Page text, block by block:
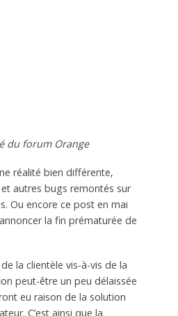
du forum Orange
réalité bien différente,
autres bugs remontés sur
Ou encore ce post en mai
la fin prématurée de
la clientèle vis-à-vis de la
peut-être un peu délaissée
eu raison de la solution
C’est ainsi que la